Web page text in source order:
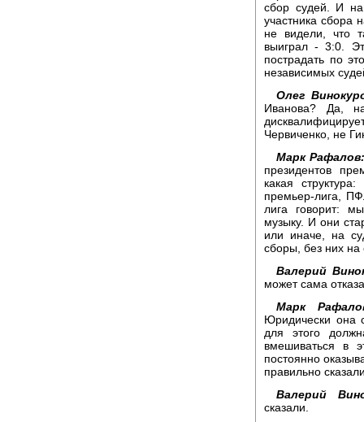
сбор судей. И
участника сбора
не видели, что
выиграл - 3:0.
пострадать по
независимых
Олег
Иванова? Да,
Червиченко, не
Марк
президентов
какая
премьер-лига,
лига говорит:
музыку. И они
или иначе, на
сборы, без них на
Валерий
может сама
Марк
Юридически она
для этого
вмешиваться в
постоянно
правильно
Валерий
сказали.